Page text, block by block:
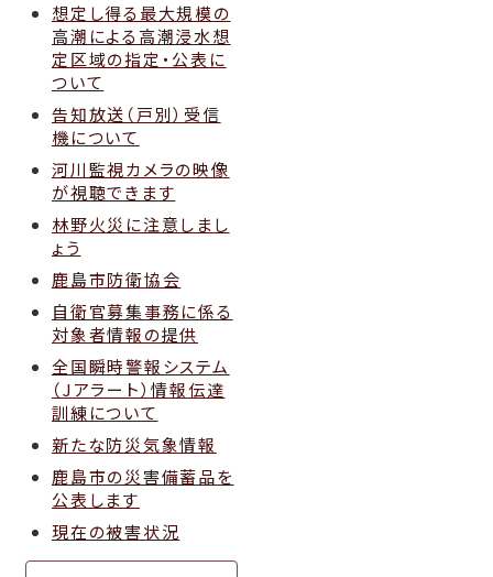
想定し得る最大規模の
高潮による高潮浸水想
定区域の指定・公表に
ついて
告知放送（戸別）受信
機について
河川監視カメラの映像
が視聴できます
林野火災に注意しまし
ょう
鹿島市防衛協会
自衛官募集事務に係る
対象者情報の提供
全国瞬時警報システム
（Jアラート）情報伝達
訓練について
新たな防災気象情報
鹿島市の災害備蓄品を
公表します
現在の被害状況